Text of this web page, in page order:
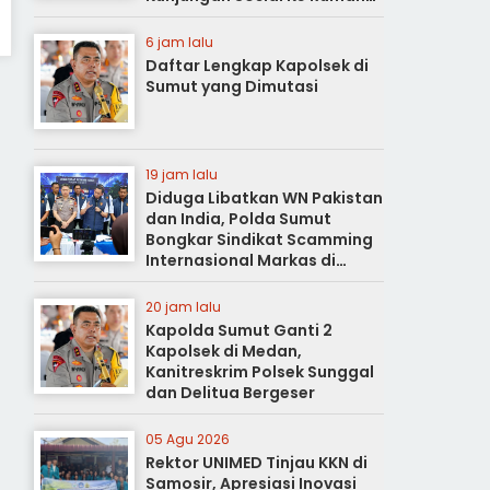
Duka
6 jam lalu
Daftar Lengkap Kapolsek di
Sumut yang Dimutasi
19 jam lalu
Diduga Libatkan WN Pakistan
dan India, Polda Sumut
Bongkar Sindikat Scamming
Internasional Markas di
Apartemen Podomoro
20 jam lalu
Kapolda Sumut Ganti 2
Kapolsek di Medan,
Kanitreskrim Polsek Sunggal
dan Delitua Bergeser
05 Agu 2026
Rektor UNIMED Tinjau KKN di
Samosir, Apresiasi Inovasi